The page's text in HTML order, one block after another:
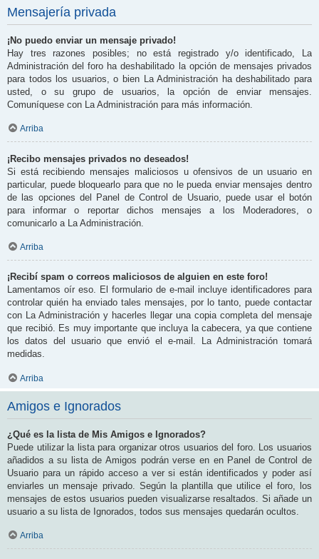
Mensajería privada
¡No puedo enviar un mensaje privado!
Hay tres razones posibles; no está registrado y/o identificado, La
Administración del foro ha deshabilitado la opción de mensajes privados
para todos los usuarios, o bien La Administración ha deshabilitado para
usted, o su grupo de usuarios, la opción de enviar mensajes.
Comuníquese con La Administración para más información.
Arriba
¡Recibo mensajes privados no deseados!
Si está recibiendo mensajes maliciosos u ofensivos de un usuario en
particular, puede bloquearlo para que no le pueda enviar mensajes dentro
de las opciones del Panel de Control de Usuario, puede usar el botón
para informar o reportar dichos mensajes a los Moderadores, o
comunicarlo a La Administración.
Arriba
¡Recibí spam o correos maliciosos de alguien en este foro!
Lamentamos oír eso. El formulario de e-mail incluye identificadores para
controlar quién ha enviado tales mensajes, por lo tanto, puede contactar
con La Administración y hacerles llegar una copia completa del mensaje
que recibió. Es muy importante que incluya la cabecera, ya que contiene
los datos del usuario que envió el e-mail. La Administración tomará
medidas.
Arriba
Amigos e Ignorados
¿Qué es la lista de Mis Amigos e Ignorados?
Puede utilizar la lista para organizar otros usuarios del foro. Los usuarios
añadidos a su lista de Amigos podrán verse en en Panel de Control de
Usuario para un rápido acceso a ver si están identificados y poder así
enviarles un mensaje privado. Según la plantilla que utilice el foro, los
mensajes de estos usuarios pueden visualizarse resaltados. Si añade un
usuario a su lista de Ignorados, todos sus mensajes quedarán ocultos.
Arriba